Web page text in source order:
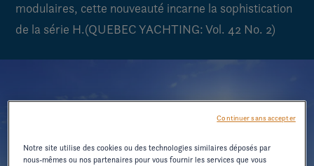
modulaires, cette nouveauté incarne la sophistication
de la série H.(QUEBEC YACHTING: Vol. 42 No. 2)
Notre site utilise des cookies ou des technologies similaires déposés par
nous-mêmes ou nos partenaires pour vous fournir les services que vous
Continuer sans accepter